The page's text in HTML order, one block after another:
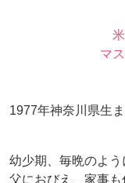
マ
1977年神奈川県生
幼少期、毎晩のよ
父におびえ、家事も